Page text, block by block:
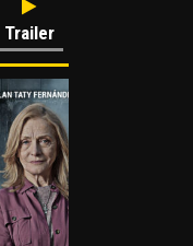
Trailer